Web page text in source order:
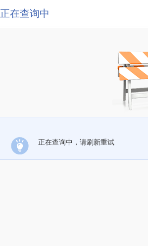
正在查询中
正在查询中，请刷新重试